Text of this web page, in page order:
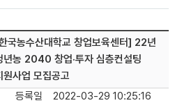
국농수산대학교 창업보육센터] 22년
년농 2040 창업·투자 심층컨설팅
원사업 모집공고
등록일
2022-03-29 10:25:16